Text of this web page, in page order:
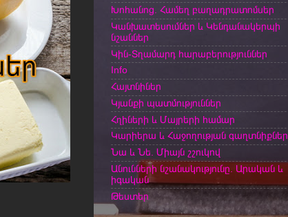
Խոհանոց. Համեղ բաղադրատոմսեր
Կանխատեսումներ և Կենդանակերպի
նշաններ
Կին-Տղամարդ հարաբերություններ
Info
Հայտնիներ
Կյանքի պատմություններ
Հղիների և Մայրերի համար
Կարիերա և Հաջողության գաղտնիքներ
Նա և Նե. Միայն շշուկով
Անունների նշանակությունը. Արական և
իգական
Թեստեր